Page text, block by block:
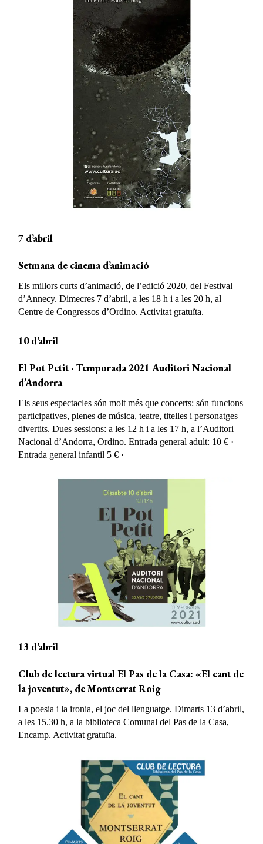
7 d’abril
Setmana de cinema d’animació
Els millors curts d’animació, de l’edició 2020, del Festival
d’Annecy. Dimecres 7 d’abril, a les 18 h i a les 20 h, al
Centre de Congressos d’Ordino. Activitat gratuïta.
10 d’abril
El Pot Petit · Temporada 2021 Auditori Nacional
d’Andorra
Els seus espectacles són molt més que concerts: són funcions
participatives, plenes de música, teatre, titelles i personatges
divertits. Dues sessions: a les 12 h i a les 17 h, a l’Auditori
Nacional d’Andorra, Ordino. Entrada general adult: 10 € ·
Entrada general infantil 5 € ·
13 d’abril
Club de lectura virtual El Pas de la Casa: «El cant de
la joventut», de Montserrat Roig
La poesia i la ironia, el joc del llenguatge. Dimarts 13 d’abril,
a les 15.30 h, a la biblioteca Comunal del Pas de la Casa,
Encamp. Activitat gratuïta.